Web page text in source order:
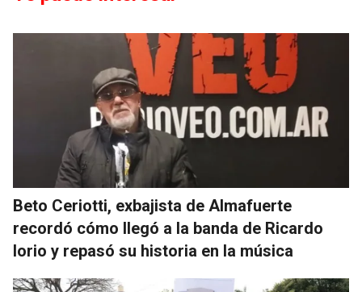
Beto Ceriotti, exbajista de Almafuerte
recordó cómo llegó a la banda de Ricardo
Iorio y repasó su historia en la música